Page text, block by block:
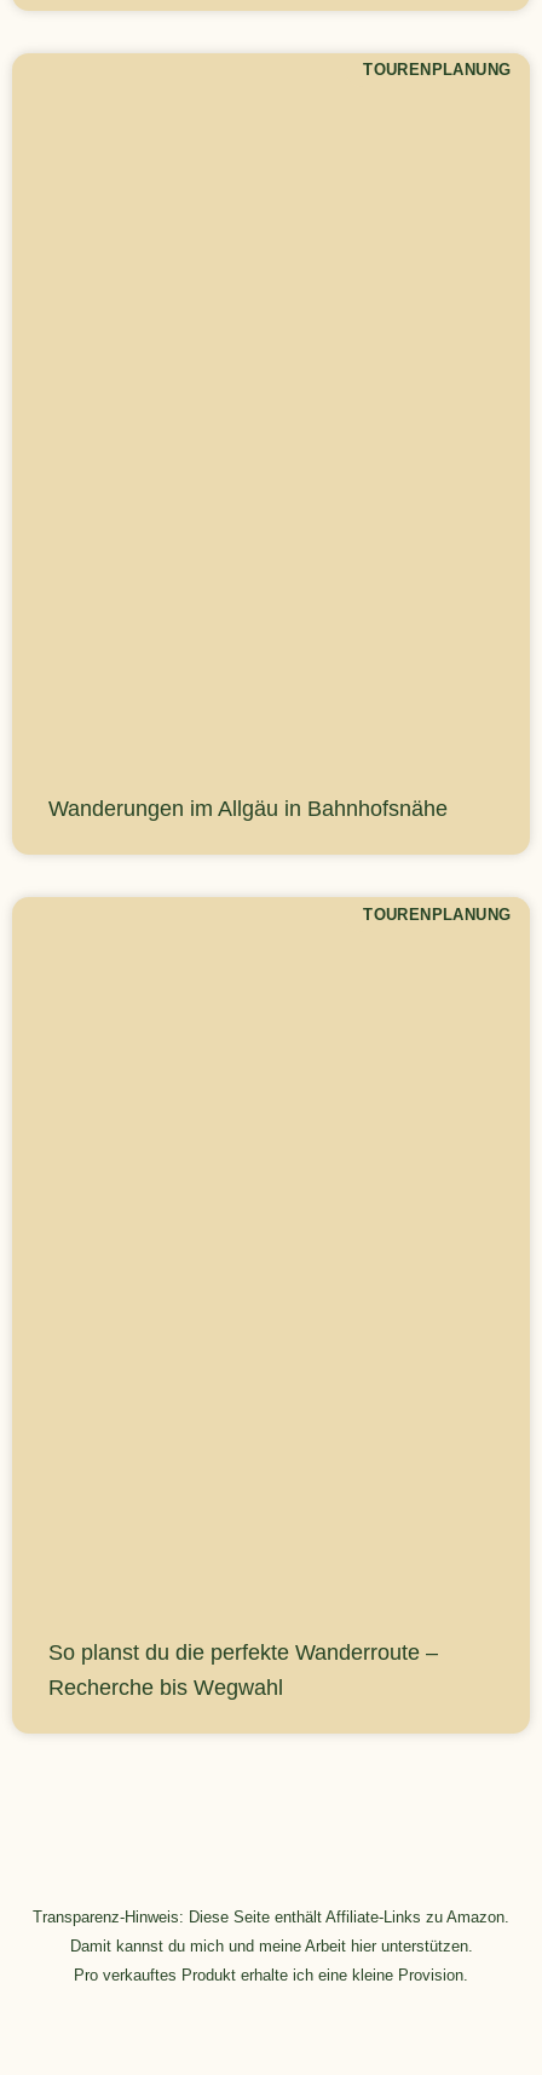
TOURENPLANUNG
Wanderungen im Allgäu in Bahnhofsnähe
TOURENPLANUNG
So planst du die perfekte Wanderroute –
Recherche bis Wegwahl
Transparenz-Hinweis: Diese Seite enthält Affiliate-Links zu Amazon.
Damit kannst du mich und meine Arbeit hier unterstützen.
Pro verkauftes Produkt erhalte ich eine kleine Provision.